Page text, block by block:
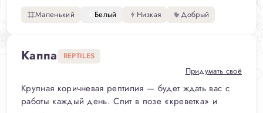
Маленький Белый Низкая Добрый
Каппа REPTILES
Придумать своё
Крупная коричневая рептилия — будет ждать вас с
работы каждый день. Спит в позе «креветка» и